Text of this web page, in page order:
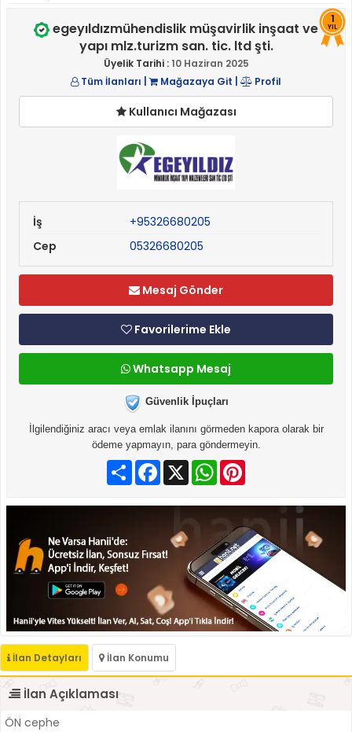
1
YIL
egeyıldızmühendislik müşavirlik inşaat ve
yapı mlz.turizm san. tic. ltd şti.
Üyelik Tarihi :10 Haziran 2025
Tüm İlanları | Mağazaya Git Profil
Kullanıcı Mağazası
İş
+95326680205
Cep
05326680205
Mesaj Gönder
Favorilerime Ekle
Whatsapp Mesaj
Güvenlik İpuçları
İlgilendiğiniz aracı veya emlak ilanını görmeden kapora olarak bir
ödeme yapmayın, para göndermeyin.
PaylaşFacebook
X WhatsApp
İlan Detayları İlan Konumu
İlan Açıklaması
ÖN cephe